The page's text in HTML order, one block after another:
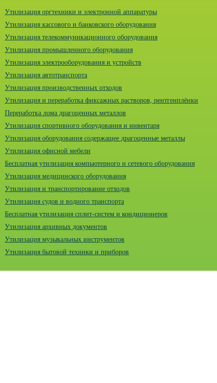
Утилизация оргтехники и электронной аппаратуры
Утилизация кассового и банковского оборудования
Утилизация телекоммуникационного оборудования
Утилизация промышленного оборудования
Утилизация электрооборудования и устройств
Утилизация автотранспорта
Утилизация производственных отходов
Утилизация и переработка фиксажных растворов, рентгенплёнки
Переработка лома драгоценных металлов
Утилизация спортивного оборудования и инвентаря
Утилизация оборудования содержащее драгоценные металлы
Утилизация офисной мебели
Бесплатная утилизация компьютерного и сетевого оборудования
Утилизация медицинского оборудования
Утилизация и транспортирование отходов
Утилизация судов и водного транспорта
Бесплатная утилизация сплит-систем и кондиционеров
Утилизация архивных документов
Утилизация музыкальных инструментов
Утилизация бытовой техники и приборов